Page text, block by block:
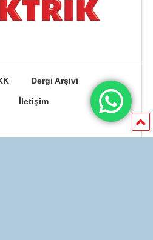
Dergi Arşivi
İletişim